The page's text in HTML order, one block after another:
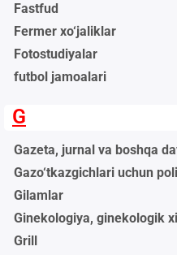
Fastfud
Fermer xo‘jaliklar
Fotostudiyalar
futbol jamoalari
G
Gazeta, jurnal va boshqa
Gazo‘tkazgichlari uchun
Gilamlar
Ginekologiya, ginekologik
Grill